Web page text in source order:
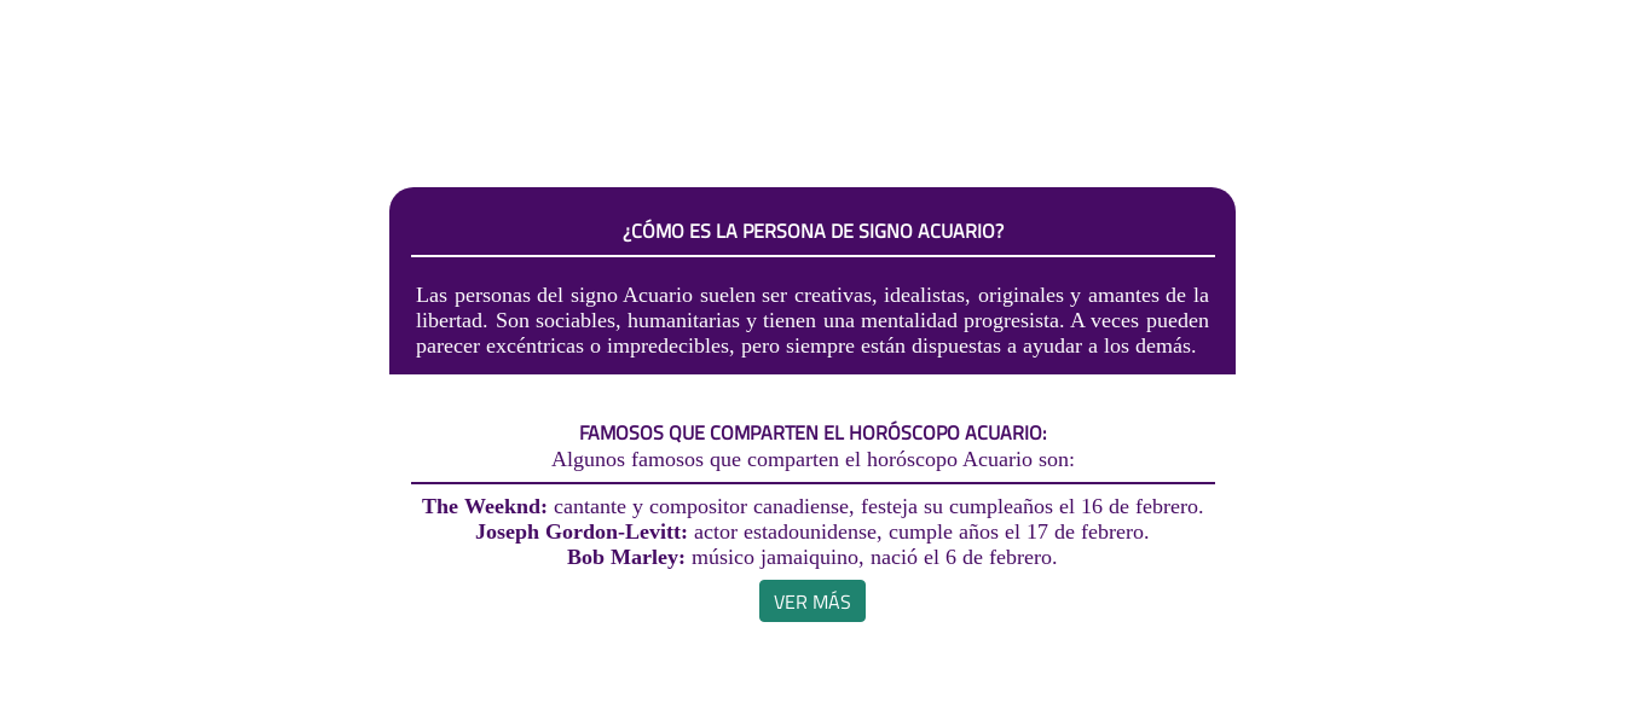
¿CÓMO ES LA PERSONA DE SIGNO ACUARIO?
Las personas del signo Acuario suelen ser creativas, idealistas, originales y amantes de la
libertad. Son sociables, humanitarias y tienen una mentalidad progresista. A veces pueden
parecer excéntricas o impredecibles, pero siempre están dispuestas a ayudar a los demás.
FAMOSOS QUE COMPARTEN EL HORÓSCOPO ACUARIO:
Algunos famosos que comparten el horóscopo Acuario son:
The Weeknd: cantante y compositor canadiense, festeja su cumpleaños el 16 de febrero.
Joseph Gordon-Levitt: actor estadounidense, cumple años el 17 de febrero.
Bob Marley: músico jamaiquino, nació el 6 de febrero.
VER MÁS